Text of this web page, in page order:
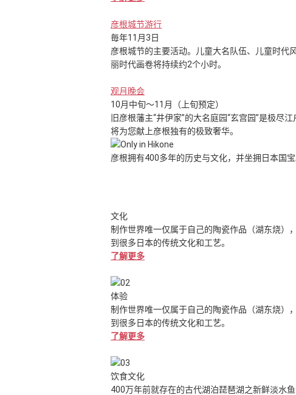
彦根城节游行
毎年11月3日
彦根城节的主要活动。儿童大名队伍、儿童时代
丽时代画卷将持续约2个小时。
观月晚会
10月中旬～11月（上旬预定）
旧彦根藩主“井伊家”的大名庭园“玄宫园”是极
将为您献上彦根独有的极致奢华。
彦根拥有400多年的历史与文化，并坐拥日本国宝
文化
制作世界唯一仅属于自己的陶瓷作品（湖东烧）
到很多日本的传统文化和工艺。
了解更多
体验
制作世界唯一仅属于自己的陶瓷作品（湖东烧）
到很多日本的传统文化和工艺。
了解更多
饮食文化
400万年前就存在的古代湖泊琵琶湖之新鲜淡水